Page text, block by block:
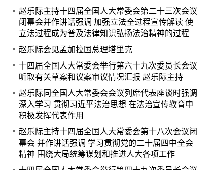
赵乐际主持十四届全国人大常委会第二十三次会议
闭幕会并作讲话强调 加强立法全过程宣传解读 使
立法过程成为普及法律知识弘扬法治精神的过程
赵乐际会见孟加拉国总理塔里克
十四届全国人大常委会举行第六十九次委员长会议
听取有关草案和议案审议情况汇报 赵乐际主持
赵乐际同全国人大常委会会议列席代表座谈时强调
深入学习 贯彻习近平法治思想 在法治宣传教育中
积极发挥代表作用
赵乐际主持十四届全国人大常委会第十八次会议闭
幕会 并作讲话强调 学习贯彻党的二十届四中全会
精神 围绕大局统筹谋划和推进人大各项工作